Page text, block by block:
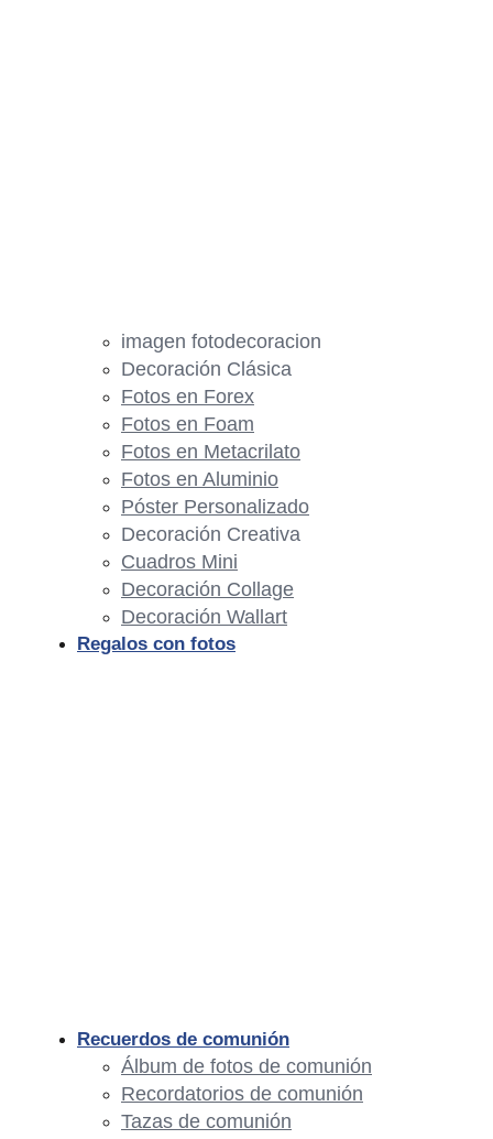
imagen fotodecoracion
Decoración Clásica
Fotos en Forex
Fotos en Foam
Fotos en Metacrilato
Fotos en Aluminio
Póster Personalizado
Decoración Creativa
Cuadros Mini
Decoración Collage
Decoración Wallart
Regalos con fotos
Recuerdos de comunión
Álbum de fotos de comunión
Recordatorios de comunión
Tazas de comunión